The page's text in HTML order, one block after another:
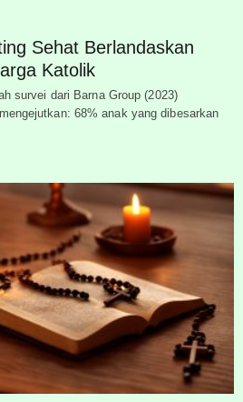
Sehat Berlandaskan
Katolik
survei dari Barna Group (2023)
68% anak yang dibesarkan